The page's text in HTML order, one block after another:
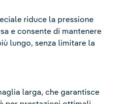
riduce la pressione
e consente di mantenere
lungo, senza limitare la
larga, che garantisce